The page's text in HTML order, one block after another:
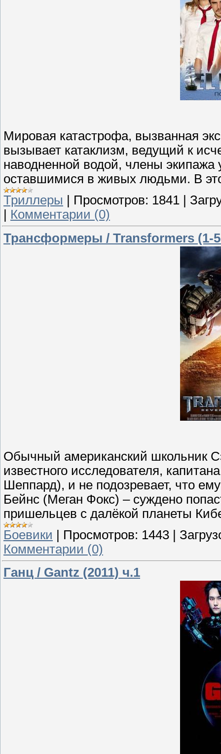
Мировая катастрофа, вызванная
вызывает катаклизм, ведущий к
наводненной водой, члены экипажа
оставшимися в живых людьми. В
Триллеры
Просмотров: 1841
Комментарии (0)
Трансформеры / Transformers (1-
Обычный американский школьник
известного исследователя,
Шеппард), и не подозревает, что
Бейнс (Меган Фокс) – суждено
пришельцев с далёкой планеты
Боевики | Просмотров: 1443 |
Комментарии (0)
Ганц / Gantz (2011) ч.1